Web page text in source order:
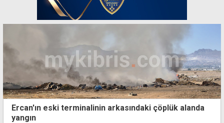
Ercan'ın eski terminalinin arkasındaki çöplük alanda
yangın